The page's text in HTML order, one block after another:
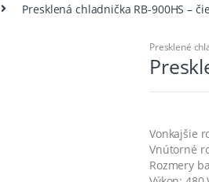
Presklená chladnička RB-900HS –
Presklené
Vonkajšie
Vnútorné
Rozmery